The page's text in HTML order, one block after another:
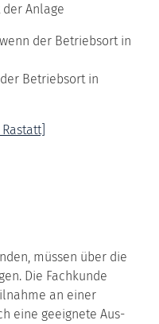
Anlage
der Betriebsort in
Betriebsort in
müssen über die
Die Fachkunde
an einer
eine geeignete Aus-